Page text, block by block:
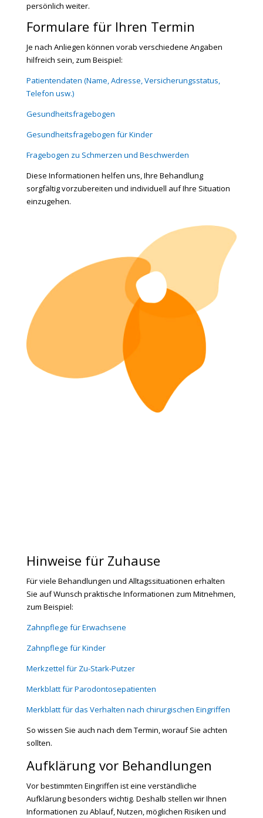
persönlich weiter.
Formulare für Ihren Termin
Je nach Anliegen können vorab verschiedene Angaben
hilfreich sein, zum Beispiel:
Patientendaten (Name, Adresse, Versicherungsstatus,
Telefon usw.)
Gesundheitsfragebogen
Gesundheitsfragebogen für Kinder
Fragebogen zu Schmerzen und Beschwerden
Diese Informationen helfen uns, Ihre Behandlung
sorgfältig vorzubereiten und individuell auf Ihre Situation
einzugehen.
Hinweise für Zuhause
Für viele Behandlungen und Alltagssituationen erhalten
Sie auf Wunsch praktische Informationen zum Mitnehmen,
zum Beispiel:
Zahnpflege für Erwachsene
Zahnpflege für Kinder
Merkzettel für Zu-Stark-Putzer
Merkblatt für Parodontosepatienten
Merkblatt für das Verhalten nach chirurgischen Eingriffen
So wissen Sie auch nach dem Termin, worauf Sie achten
sollten.
Aufklärung vor Behandlungen
Vor bestimmten Eingriffen ist eine verständliche
Aufklärung besonders wichtig. Deshalb stellen wir Ihnen
Informationen zu Ablauf, Nutzen, möglichen Risiken und